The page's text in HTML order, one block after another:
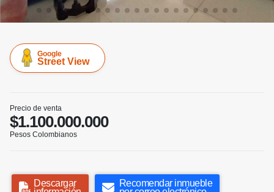
Google
Street View
Precio de venta
$1.100.000.000
Pesos Colombianos
Descargar
Recomendar inmueble